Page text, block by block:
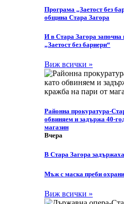
Програма „Заетост без
община Стара Загора
И в Стара Загора започна
„Заетост без бариери“
Виж всички »
Районна прокуратура-
обвиняем и задържа 40-
магазин
Вчера
В Стара Загора
Мъж с маска преби
Виж всички »